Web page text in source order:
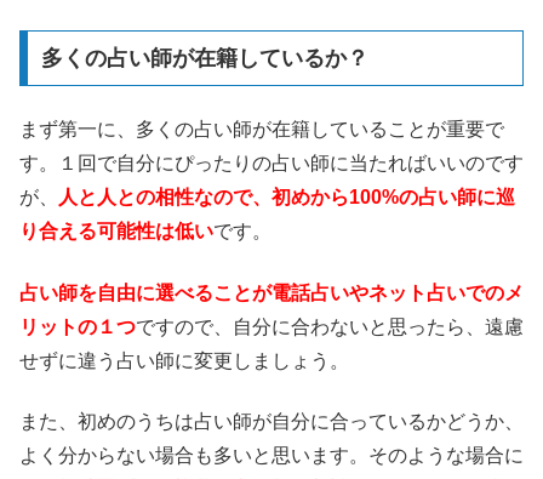
多くの占い師が在籍しているか？
まず第一に、多くの占い師が在籍していることが重要で
す。１回で自分にぴったりの占い師に当たればいいのです
が、
人と人との相性なので、初めから100%の占い師に巡
り合える可能性は低いです。
占い師を自由に選べることが電話占いやネット占いでのメ
リットの１つですので、自分に合わないと思ったら、遠慮
せずに違う占い師に変更しましょう。
また、初めのうちは占い師が自分に合っているかどうか、
よく分からない場合も多いと思います。そのような場合に